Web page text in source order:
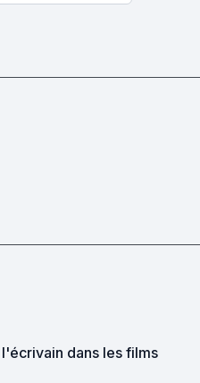
dans les films